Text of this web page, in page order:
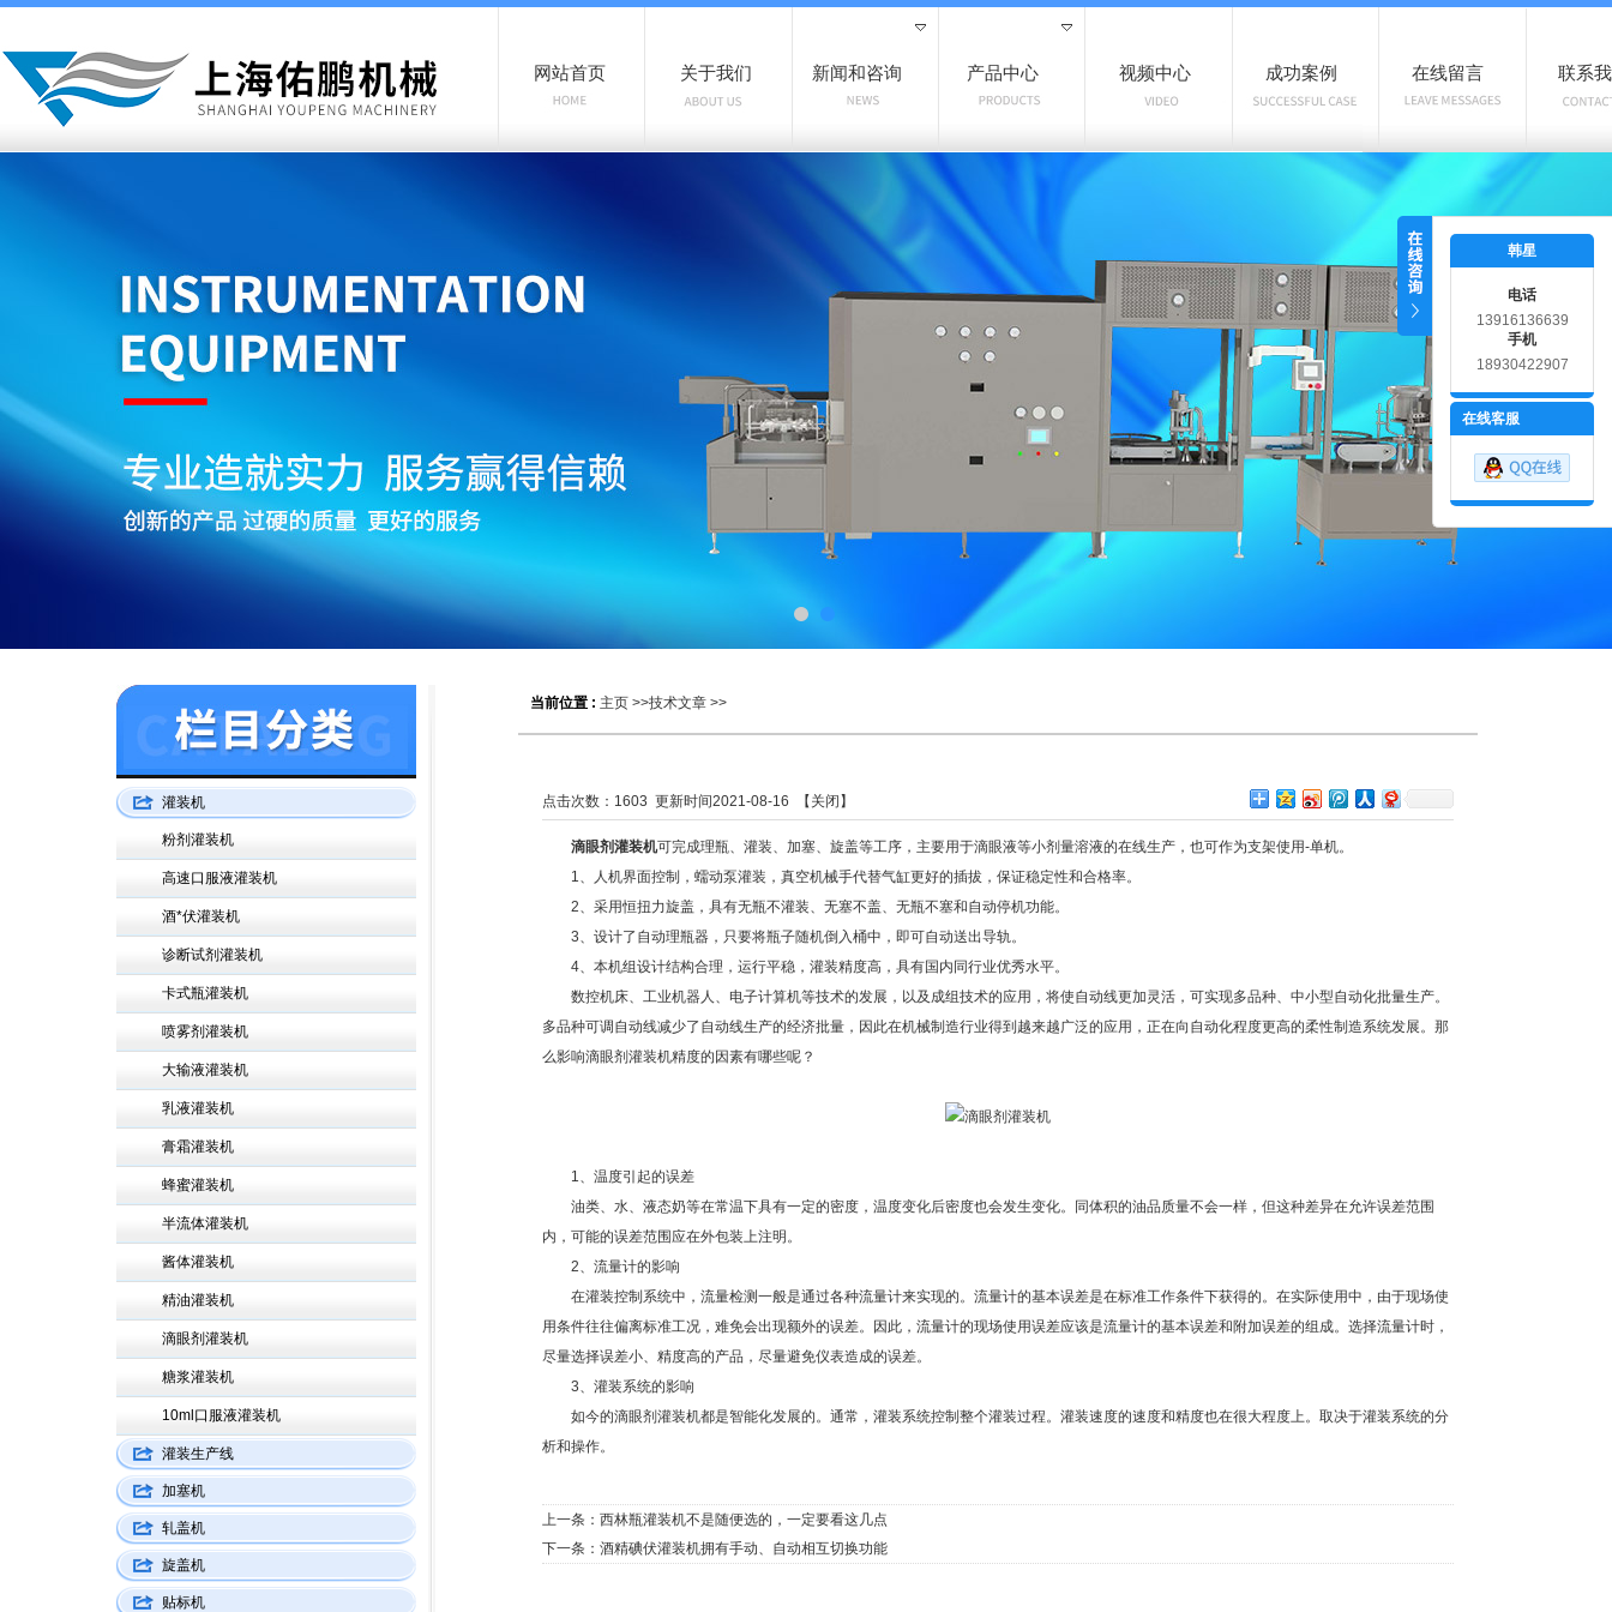
网站首页 关于我们 新闻和咨询 产品中心 视频中心 成功案例 在线留言 联系
当前位置 : 主页 >>技术文章 >>
点击次数： 1603 更新时间2021-08-16 【 关闭 】
滴眼剂灌装机可完成理瓶、灌装、加塞、旋盖等工序，主要用于滴眼液等小剂量溶液的在线生产，也可作为支架使用-单机。
1、人机界面控制，蠕动泵灌装，真空机械手代替气缸更好的插拔，保证稳定性和合格率。
2、采用恒扭力旋盖，具有无瓶不灌装、无塞不盖、无瓶不塞和自动停机功能。
3、设计了自动理瓶器，只要将瓶子随机倒入桶中，即可自动送出导轨。
4、本机组设计结构合理，运行平稳，灌装精度高，具有国内同行业优秀水平。
数控机床、工业机器人、电子计算机等技术的发展，以及成组技术的应用，将使自动线更加灵活，可实现多品种、中小型自动化批量生产。
多品种可调自动线减少了自动线生产的经济批量，因此在机械制造行业得到越来越广泛的应用，正在向自动化程度更高的柔性制造系统发展。那
么影响滴眼剂灌装机精度的因素有哪些呢？
1、温度引起的误差
油类、水、液态奶等在常温下具有一定的密度，温度变化后密度也会发生变化。同体积的油品质量不会一样，但这种差异在允许误差范围
内，可能的误差范围应在外包装上注明。
2、流量计的影响
在灌装控制系统中，流量检测一般是通过各种流量计来实现的。流量计的基本误差是在标准工作条件下获得的。在实际使用中，由于现场使
用条件往往偏离标准工况，难免会出现额外的误差。因此，流量计的现场使用误差应该是流量计的基本误差和附加误差的组成。选择流量计时，
尽量选择误差小、精度高的产品，尽量避免仪表造成的误差。
3、灌装系统的影响
如今的滴眼剂灌装机都是智能化发展的。通常，灌装系统控制整个灌装过程。灌装速度的速度和精度也在很大程度上。取决于灌装系统的分
析和操作。
上一条： 西林瓶灌装机不是随便选的，一定要看这几点
下一条： 酒精碘伏灌装机拥有手动、自动相互切换功能
灌装机
粉剂灌装机
高速口服液灌装机
酒*伏灌装机
诊断试剂灌装机
卡式瓶灌装机
喷雾剂灌装机
大输液灌装机
乳液灌装机
膏霜灌装机
蜂蜜灌装机
半流体灌装机
酱体灌装机
精油灌装机
滴眼剂灌装机
糖浆灌装机
10ml口服液灌装机
灌装生产线
加塞机
轧盖机
旋盖机
贴标机
韩星
电话
13916136639
手机
18930422907
在线客服